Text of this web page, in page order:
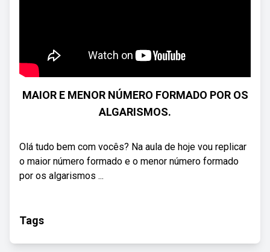
MAIOR E MENOR NÚMERO FORMADO POR OS
ALGARISMOS.
Olá tudo bem com vocês? Na aula de hoje vou replicar
o maior número formado e o menor número formado
por os algarismos ...
Tags